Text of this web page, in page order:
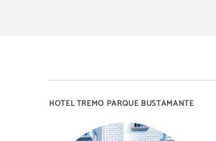
HOTEL TREMO PARQUE BUSTAMANTE